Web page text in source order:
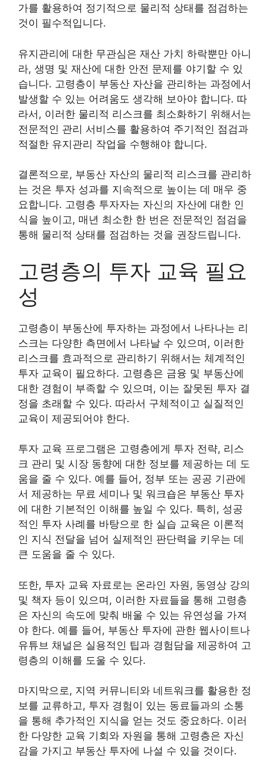
가를 활용하여 정기적으로 물리적 상태를 점검하는
것이 필수적입니다.
유지관리에 대한 무관심은 재산 가치 하락뿐만 아니
라, 생명 및 재산에 대한 안전 문제를 야기할 수 있
습니다. 고령층이 부동산 자산을 관리하는 과정에서
발생할 수 있는 어려움도 생각해 보아야 합니다. 따
라서, 이러한 물리적 리스크를 최소화하기 위해서는
전문적인 관리 서비스를 활용하여 주기적인 점검과
적절한 유지관리 작업을 수행해야 합니다.
결론적으로, 부동산 자산의 물리적 리스크를 관리하
는 것은 투자 성과를 지속적으로 높이는 데 매우 중
요합니다. 고령층 투자자는 자신의 자산에 대한 인
식을 높이고, 매년 최소한 한 번은 전문적인 점검을
통해 물리적 상태를 점검하는 것을 권장드립니다.
고령층의 투자 교육 필요
성
고령층이 부동산에 투자하는 과정에서 나타나는 리
스크는 다양한 측면에서 나타날 수 있으며, 이러한
리스크를 효과적으로 관리하기 위해서는 체계적인
투자 교육이 필요하다. 고령층은 금융 및 부동산에
대한 경험이 부족할 수 있으며, 이는 잘못된 투자 결
정을 초래할 수 있다. 따라서 구체적이고 실질적인
교육이 제공되어야 한다.
투자 교육 프로그램은 고령층에게 투자 전략, 리스
크 관리 및 시장 동향에 대한 정보를 제공하는 데 도
움을 줄 수 있다. 예를 들어, 정부 또는 공공 기관에
서 제공하는 무료 세미나 및 워크숍은 부동산 투자
에 대한 기본적인 이해를 높일 수 있다. 특히, 성공
적인 투자 사례를 바탕으로 한 실습 교육은 이론적
인 지식 전달을 넘어 실제적인 판단력을 키우는 데
큰 도움을 줄 수 있다.
또한, 투자 교육 자료로는 온라인 자원, 동영상 강의
및 책자 등이 있으며, 이러한 자료들을 통해 고령층
은 자신의 속도에 맞춰 배울 수 있는 유연성을 가져
야 한다. 예를 들어, 부동산 투자에 관한 웹사이트나
유튜브 채널은 실용적인 팁과 경험담을 제공하여 고
령층의 이해를 도울 수 있다.
마지막으로, 지역 커뮤니티와 네트워크를 활용한 정
보를 교류하고, 투자 경험이 있는 동료들과의 소통
을 통해 추가적인 지식을 얻는 것도 중요하다. 이러
한 다양한 교육 기회와 자원을 통해 고령층은 자신
감을 가지고 부동산 투자에 나설 수 있을 것이다.